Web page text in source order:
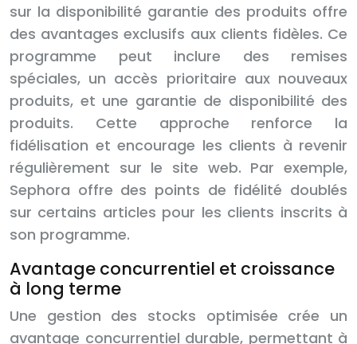
sur la disponibilité garantie des produits offre
des avantages exclusifs aux clients fidèles. Ce
programme peut inclure des remises
spéciales, un accès prioritaire aux nouveaux
produits, et une garantie de disponibilité des
produits. Cette approche renforce la
fidélisation et encourage les clients à revenir
régulièrement sur le site web. Par exemple,
Sephora offre des points de fidélité doublés
sur certains articles pour les clients inscrits à
son programme.
Avantage concurrentiel et croissance
à long terme
Une gestion des stocks optimisée crée un
avantage concurrentiel durable, permettant à